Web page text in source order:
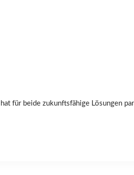
für beide zukunftsfähige Lösungen